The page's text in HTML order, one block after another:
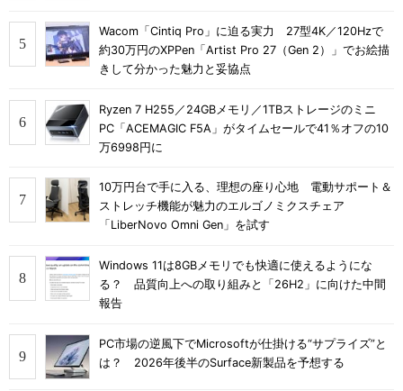
Wacom「Cintiq Pro」に迫る実力 27型4K／120Hzで
約30万円のXPPen「Artist Pro 27（Gen 2）」でお絵描
きして分かった魅力と妥協点
Ryzen 7 H255／24GBメモリ／1TBストレージのミニ
PC「ACEMAGIC F5A」がタイムセールで41％オフの10
万6998円に
10万円台で手に入る、理想の座り心地 電動サポート＆
ストレッチ機能が魅力のエルゴノミクスチェア
「LiberNovo Omni Gen」を試す
Windows 11は8GBメモリでも快適に使えるようにな
る？ 品質向上への取り組みと「26H2」に向けた中間
報告
PC市場の逆風下でMicrosoftが仕掛ける“サプライズ”と
は？ 2026年後半のSurface新製品を予想する